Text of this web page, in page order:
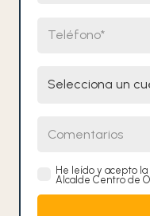
He leído y acepto la
Alcalde Centro de